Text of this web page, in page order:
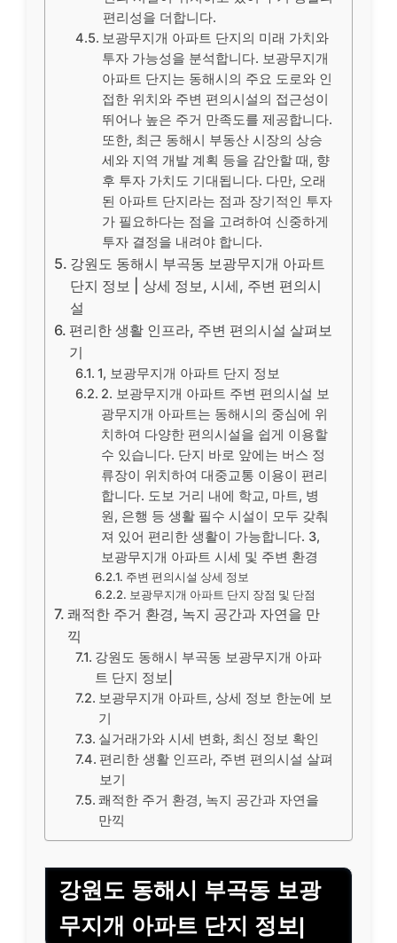
편리성을 더합니다.
보광무지개 아파트 단지의 미래 가치와
투자 가능성을 분석합니다. 보광무지개
아파트 단지는 동해시의 주요 도로와 인
접한 위치와 주변 편의시설의 접근성이
뛰어나 높은 주거 만족도를 제공합니다.
또한, 최근 동해시 부동산 시장의 상승
세와 지역 개발 계획 등을 감안할 때, 향
후 투자 가치도 기대됩니다. 다만, 오래
된 아파트 단지라는 점과 장기적인 투자
가 필요하다는 점을 고려하여 신중하게
투자 결정을 내려야 합니다.
강원도 동해시 부곡동 보광무지개 아파트
단지 정보 | 상세 정보, 시세, 주변 편의시
설
편리한 생활 인프라, 주변 편의시설 살펴보
기
1, 보광무지개 아파트 단지 정보
2. 보광무지개 아파트 주변 편의시설 보
광무지개 아파트는 동해시의 중심에 위
치하여 다양한 편의시설을 쉽게 이용할
수 있습니다. 단지 바로 앞에는 버스 정
류장이 위치하여 대중교통 이용이 편리
합니다. 도보 거리 내에 학교, 마트, 병
원, 은행 등 생활 필수 시설이 모두 갖춰
져 있어 편리한 생활이 가능합니다. 3,
보광무지개 아파트 시세 및 주변 환경
주변 편의시설 상세 정보
보광무지개 아파트 단지 장점 및 단점
쾌적한 주거 환경, 녹지 공간과 자연을 만
끽
강원도 동해시 부곡동 보광무지개 아파
트 단지 정보|
보광무지개 아파트, 상세 정보 한눈에 보
기
실거래가와 시세 변화, 최신 정보 확인
편리한 생활 인프라, 주변 편의시설 살펴
보기
쾌적한 주거 환경, 녹지 공간과 자연을
만끽
강원도 동해시 부곡동 보광
무지개 아파트 단지 정보|